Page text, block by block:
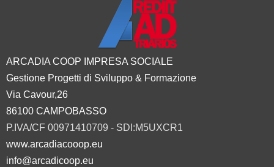
ARCADIA COOP IMPRESA SOCIALE
Gestione Progetti di Sviluppo & Formazione
Via Cavour,26
86100 CAMPOBASSO
P.IVA/CF 00971410709 - SDI:M5UXCR1
www.arcadiacooop.eu
info@arcadicoop.eu